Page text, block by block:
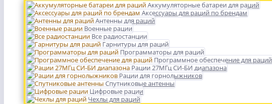
Аккумуляторные батареи для раций
Аксессуары для раций по брендам
Антенны для раций
Военные рации
Все радиостанции
Гарнитуры для раций
Программаторы для раций
Программное обеспечение для раций
Рации 27МГц СИ-БИ диапазона
Рации для горнолыжников
Спутниковые антенны
Цифровые рации
Чехлы для раций